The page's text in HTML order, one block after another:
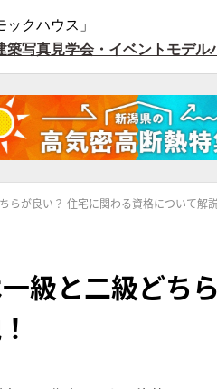
クハウス」
築写真見学会・イベント モデル
らが良い？ 住宅に関わる資格について解説
級と二級どち